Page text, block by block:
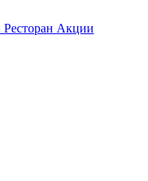
Ресторан Акции